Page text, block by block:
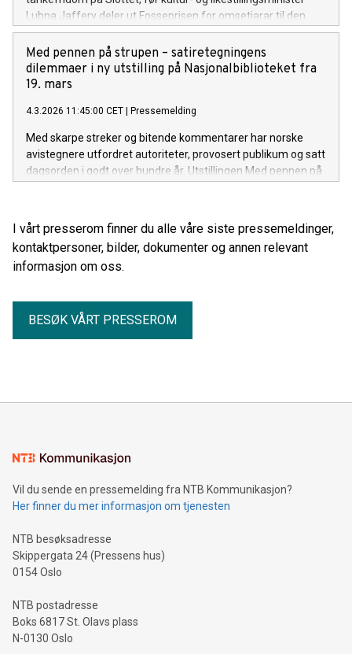
Lubna Jaffery deler ut Fosseprisen for omsetjarar til den
nederlandske omsetjaren Paula Stevens.
Med pennen på strupen – satiretegningens
dilemmaer i ny utstilling på Nasjonalbiblioteket fra
19. mars
4.3.2026 11:45:00 CET Pressemelding
Med skarpe streker og bitende kommentarer har norske
avistegnere utfordret autoriteter, provosert publikum og satt
dagsorden i godt over hundre år. Utstillingen Med pennen på
sjangerens historiske veivalg og grunnleggende dilemmaer
– i spennet mellom maktkritikk og tilpasning, ytringsfrihet og
personlige omkostninger.
I vårt presserom finner du alle våre siste pressemeldinger,
kontaktpersoner, bilder, dokumenter og annen relevant
informasjon om oss.
BESØK VÅRT PRESSEROM
Vil du sende en pressemelding fra NTB Kommunikasjon?
Her finner du mer informasjon om tjenesten
NTB besøksadresse
Skippergata 24 (Pressens hus)
0154 Oslo
NTB postadresse
Boks 6817 St. Olavs plass
N-0130 Oslo